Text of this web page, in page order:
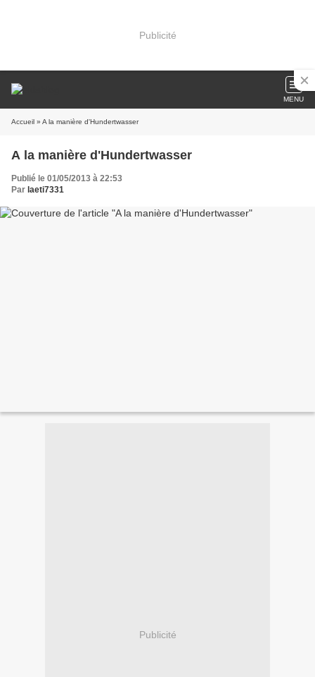
Publicité
MENU
Accueil » A la manière d'Hundertwasser
A la manière d'Hundertwasser
Publié le 01/05/2013 à 22:53
Par laeti7331
Publicité